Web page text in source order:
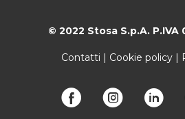
© 2022 Stosa S.p.A.
Contatti | Cookie policy |